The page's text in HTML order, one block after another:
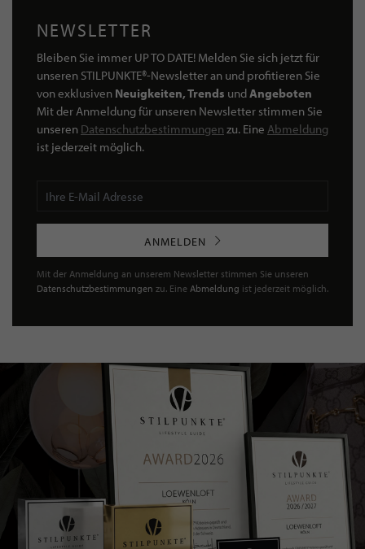
NEWSLETTER
Bleiben Sie immer UP TO DATE! Melden Sie sich jetzt für
unseren STILPUNKTE®-Newsletter an und profitieren Sie
von exklusiven Neuigkeiten, Trends undAngeboten
Mit der Anmeldung für unseren Newsletter stimmen Sie
unseren Datenschutzbestimmungen zu. Eine Abmeldung
ist jederzeit möglich.
ANMELDEN
Mit der Anmeldung an unserem Newsletter stimmen Sie unseren
Datenschutzbestimmungen zu. Eine Abmeldung ist jederzeit möglich.